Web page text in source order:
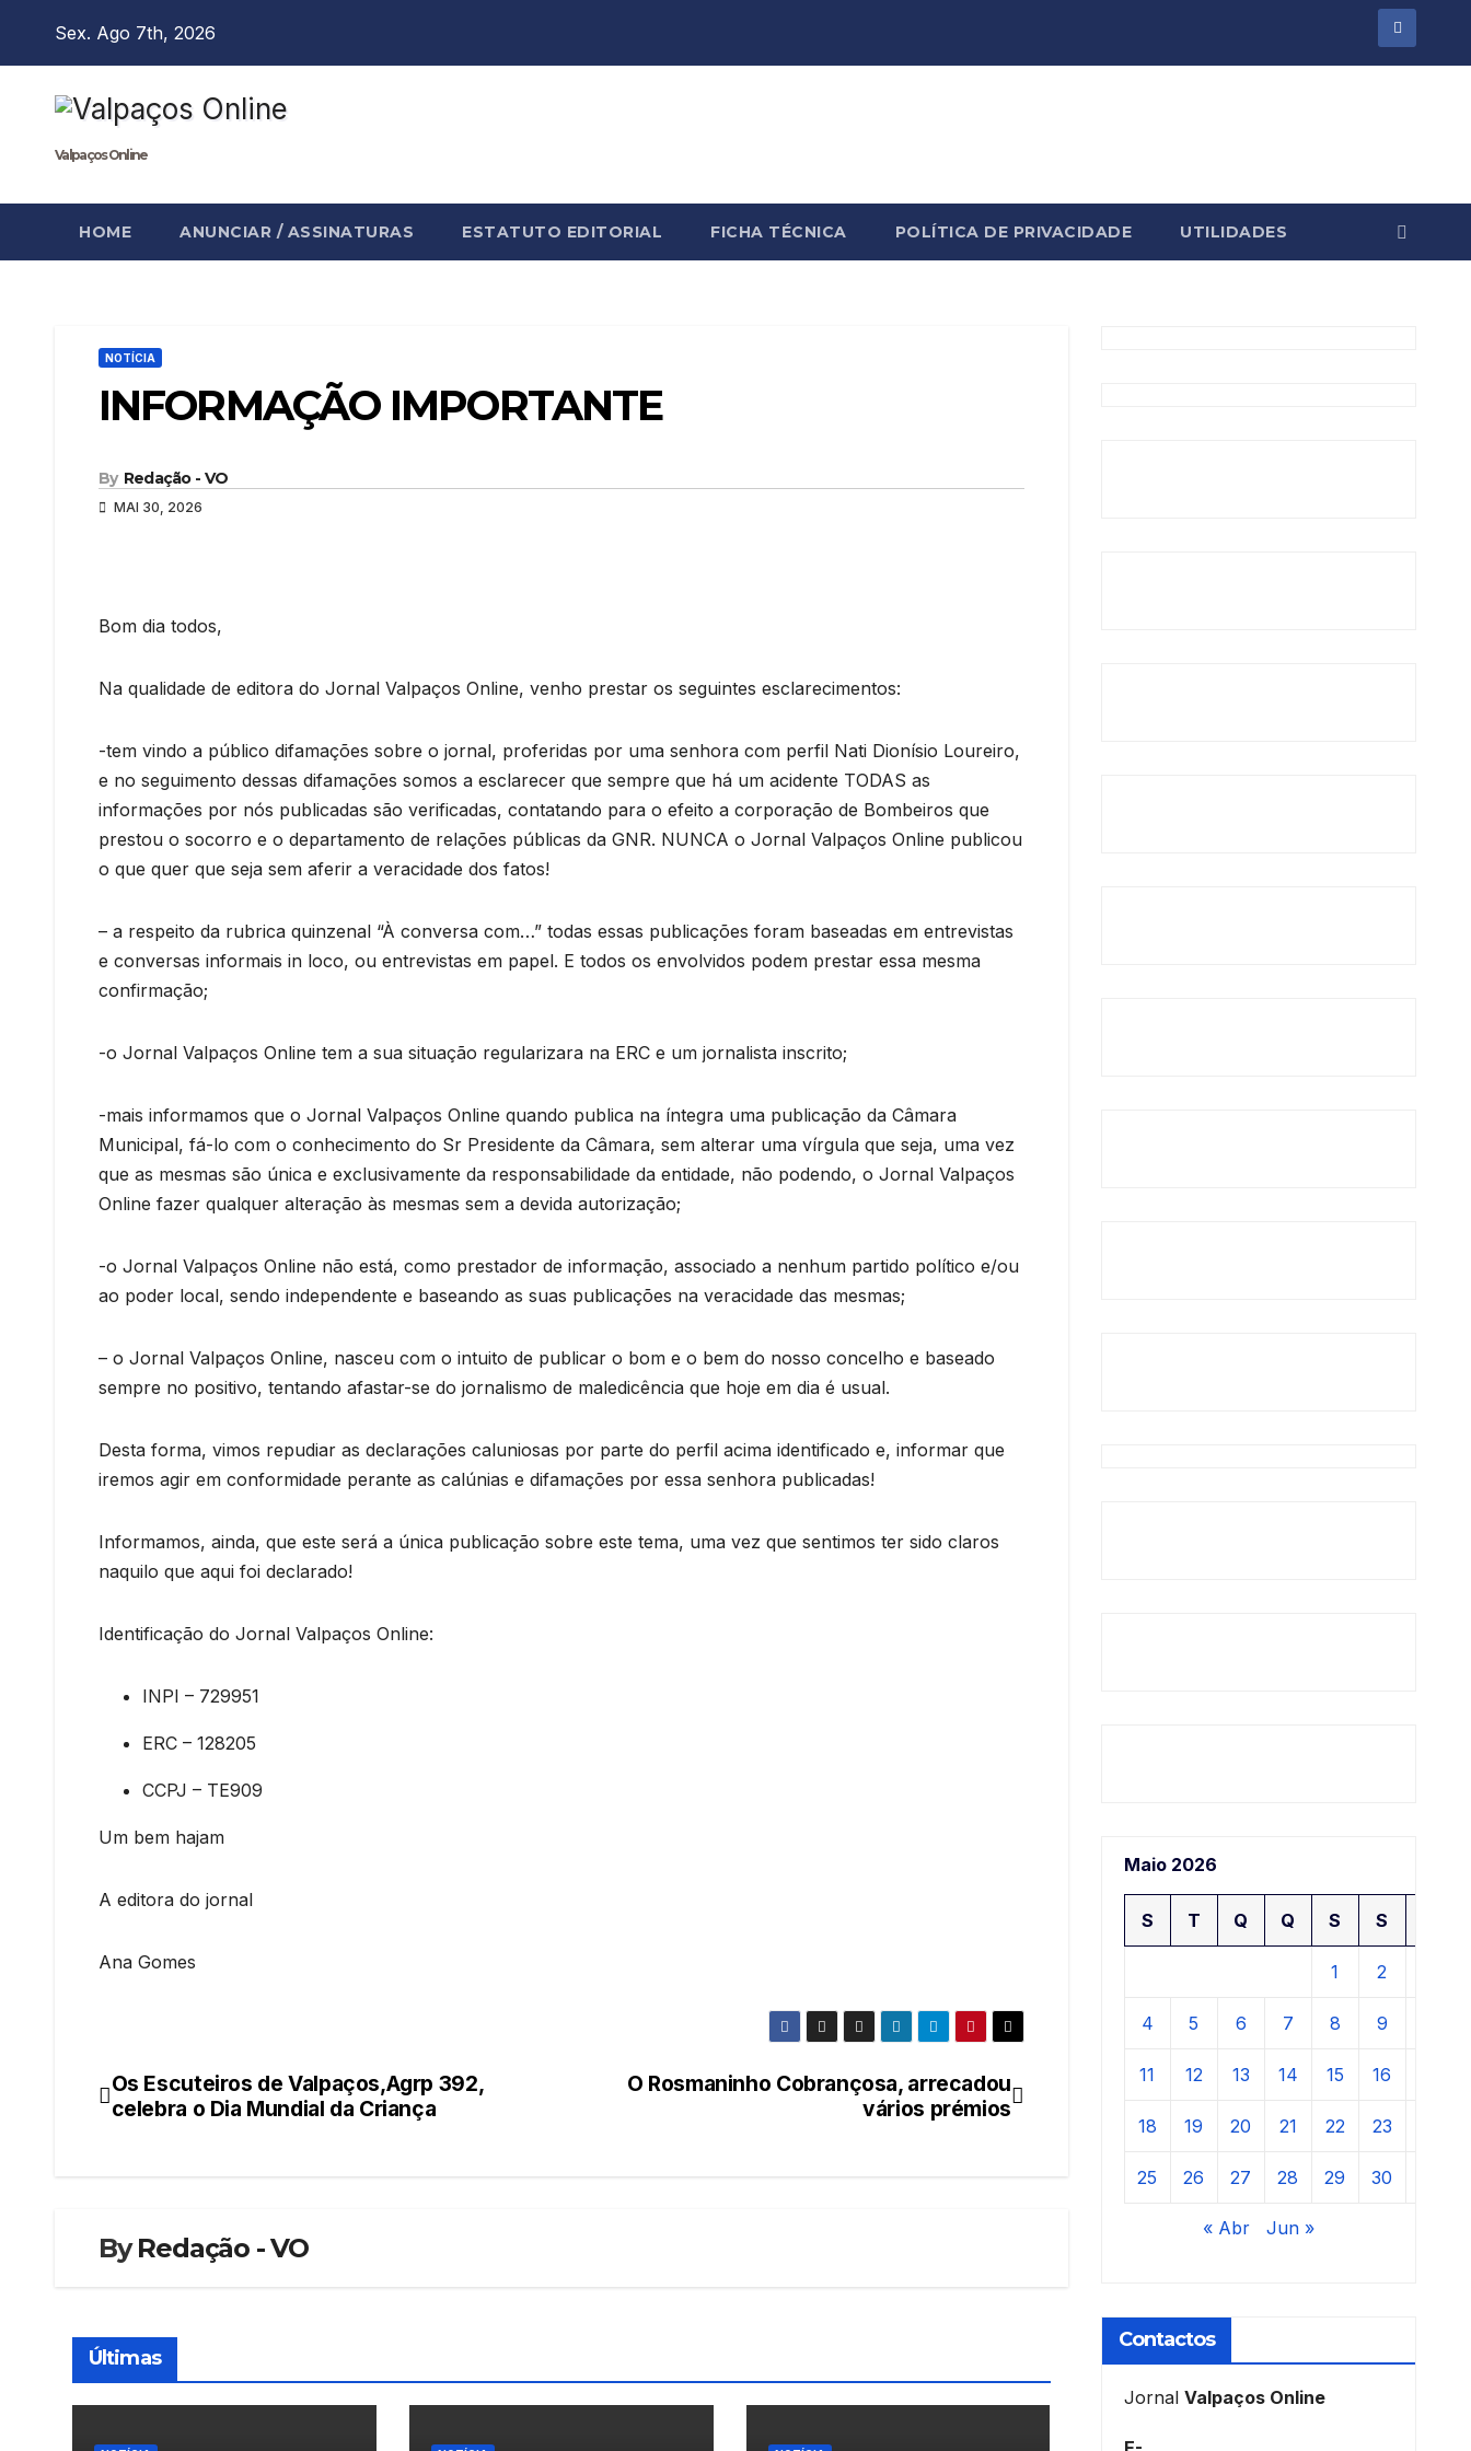
Sex. Ago 7th, 2026
Valpaços Online
HOME ANUNCIAR / ASSINATURAS ESTATUTO EDITORIAL FICHA TÉCNICA POLÍTICA DE PRIVACIDADE UTILIDADES
NOTÍCIA
INFORMAÇÃO IMPORTANTE
By Redação - VO
MAI 30, 2026
Bom dia todos,
Na qualidade de editora do Jornal Valpaços Online, venho prestar os seguintes esclarecimentos:
-tem vindo a público difamações sobre o jornal, proferidas por uma senhora com perfil Nati Dionísio Loureiro,
e no seguimento dessas difamações somos a esclarecer que sempre que há um acidente TODAS as
informações por nós publicadas são verificadas, contatando para o efeito a corporação de Bombeiros que
prestou o socorro e o departamento de relações públicas da GNR. NUNCA o Jornal Valpaços Online publicou
o que quer que seja sem aferir a veracidade dos fatos!
– a respeito da rubrica quinzenal “À conversa com…” todas essas publicações foram baseadas em entrevistas
e conversas informais in loco, ou entrevistas em papel. E todos os envolvidos podem prestar essa mesma
confirmação;
-o Jornal Valpaços Online tem a sua situação regularizara na ERC e um jornalista inscrito;
-mais informamos que o Jornal Valpaços Online quando publica na íntegra uma publicação da Câmara
Municipal, fá-lo com o conhecimento do Sr Presidente da Câmara, sem alterar uma vírgula que seja, uma vez
que as mesmas são única e exclusivamente da responsabilidade da entidade, não podendo, o Jornal Valpaços
Online fazer qualquer alteração às mesmas sem a devida autorização;
-o Jornal Valpaços Online não está, como prestador de informação, associado a nenhum partido político e/ou
ao poder local, sendo independente e baseando as suas publicações na veracidade das mesmas;
– o Jornal Valpaços Online, nasceu com o intuito de publicar o bom e o bem do nosso concelho e baseado
sempre no positivo, tentando afastar-se do jornalismo de maledicência que hoje em dia é usual.
Desta forma, vimos repudiar as declarações caluniosas por parte do perfil acima identificado e, informar que
iremos agir em conformidade perante as calúnias e difamações por essa senhora publicadas!
Informamos, ainda, que este será a única publicação sobre este tema, uma vez que sentimos ter sido claros
naquilo que aqui foi declarado!
Identificação do Jornal Valpaços Online:
INPI – 729951
ERC – 128205
CCPJ – TE909
Um bem hajam
A editora do jornal
Ana Gomes
Navegação
O Rosmaninho Cobrançosa, arrecadou
vários prémios
Os Escuteiros de Valpaços,Agrp 392,
celebra o Dia Mundial da Criança
ByRedação - VO
Últimas
Maio 2026
S T Q Q S S
1 2
4 5 6 7 8 9
11 12 13 14 15 16
18 19 20 21 22 23
25 26 27 28 29 30
« Abr Jun »
Contactos
Jornal Valpaços Online